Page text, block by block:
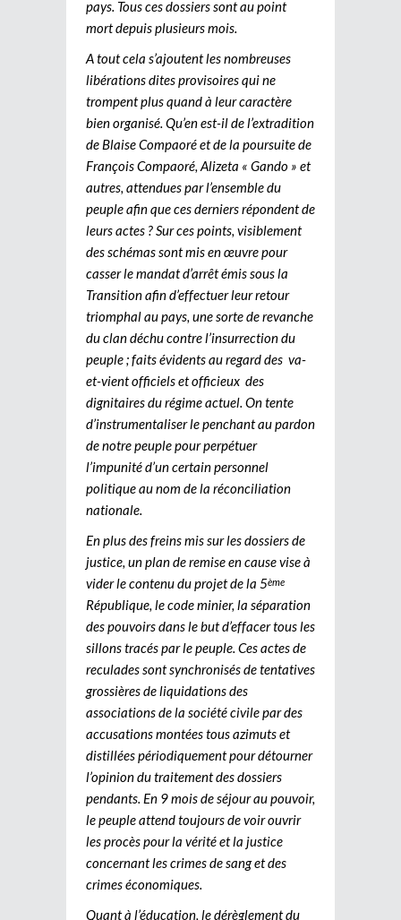
pays. Tous ces dossiers sont au point
mort depuis plusieurs mois.
A tout cela s’ajoutent les nombreuses
libérations dites provisoires qui ne
trompent plus quand à leur caractère
bien organisé. Qu’en est-il de l’extradition
de Blaise Compaoré et de la poursuite de
François Compaoré, Alizeta « Gando » et
autres, attendues par l’ensemble du
peuple afin que ces derniers répondent de
leurs actes ? Sur ces points, visiblement
des schémas sont mis en œuvre pour
casser le mandat d’arrêt émis sous la
Transition afin d’effectuer leur retour
triomphal au pays, une sorte de revanche
du clan déchu contre l’insurrection du
peuple ; faits évidents au regard des va-
et-vient officiels et officieux des
dignitaires du régime actuel. On tente
d’instrumentaliser le penchant au pardon
de notre peuple pour perpétuer
l’impunité d’un certain personnel
politique au nom de la réconciliation
nationale.
En plus des freins mis sur les dossiers de
justice, un plan de remise en cause vise à
vider le contenu du projet de la 5ème
République, le code minier, la séparation
des pouvoirs dans le but d’effacer tous les
sillons tracés par le peuple. Ces actes de
reculades sont synchronisés de tentatives
grossières de liquidations des
associations de la société civile par des
accusations montées tous azimuts et
distillées périodiquement pour détourner
l’opinion du traitement des dossiers
pendants. En 9 mois de séjour au pouvoir,
le peuple attend toujours de voir ouvrir
les procès pour la vérité et la justice
concernant les crimes de sang et des
crimes économiques.
Quant à l’éducation, le dérèglement du